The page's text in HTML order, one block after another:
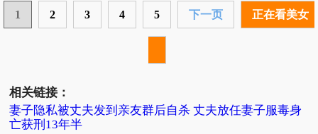
1 2 3 4 5 下一页 正在看美女
相关链接：
妻子隐私被丈夫发到亲友群后自杀 丈夫放任妻子服毒身
亡获刑13年半